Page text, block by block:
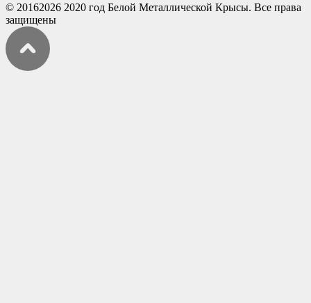
© 20162026 2020 год Белой Металлической Крысы. Все права
защищены